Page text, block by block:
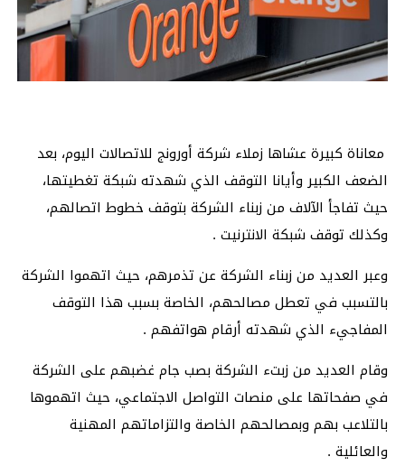
معاناة كبيرة عشاها زملاء شركة أورونج للاتصالات اليوم، بعد
الضعف الكبير وأيانا التوقف الذي شهدته شبكة تغطيتها،
حيث تفاجأ الآلاف من زبناء الشركة بتوقف خطوط اتصالهم،
وكذلك توقف شبكة الانترنيت .
وعبر العديد من زبناء الشركة عن تذمرهم، حيث اتهموا الشركة
بالتسبب في تعطل مصالحهم، الخاصة بسبب هذا التوقف
المفاجيء الذي شهدته أرقام هواتفهم .
وقام العديد من زبتء الشركة بصب جام غضبهم على الشركة
في صفحاتها على منصات التواصل الاجتماعي، حيث اتهموها
بالتلاعب بهم وبمصالحهم الخاصة والتزاماتهم المهنية
والعائلية .